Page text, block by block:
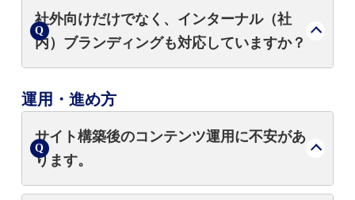
可能です。コーポレートサイト、ブランドム
ービー、統合報告書、オウンドメディアな
ど、戦略に基づいたあらゆるクリエイティブ
制作を実装します。
社外向けだけでなく、インターナル（社
内）ブランディングも対応していますか？
はい。パーパスの策定から浸透、周年事業、
社内報の制作など、社員エンゲージメントを
高める施策も包括的に支援します。
運用・進め方
サイト構築後のコンテンツ運用に不安があ
ります。